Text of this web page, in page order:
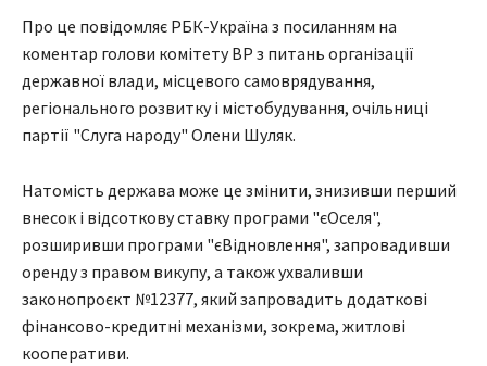
Про це повідомляє РБК-Україна з посиланням на
коментар голови комітету ВР з питань організації
державної влади, місцевого самоврядування,
регіонального розвитку і містобудування, очільниці
партії "Слуга народу" Олени Шуляк.
Натомість держава може це змінити, знизивши перший
внесок і відсоткову ставку програми "єОселя",
розширивши програми "єВідновлення", запровадивши
оренду з правом викупу, а також ухваливши
законопроєкт №12377, який запровадить додаткові
фінансово-кредитні механізми, зокрема, житлові
кооперативи.